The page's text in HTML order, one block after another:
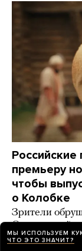
Российские
премьеру
чтобы
о Колобке
Зрители
Озвучивший
***** на
МЫ ИСПОЛЬЗУЕМ
ЧТО ЭТО ЗНАЧИТ?